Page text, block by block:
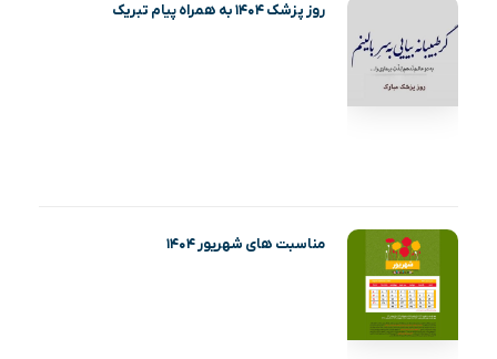
روز پزشک ۱۴۰۴ به همراه پیام تبریک
مناسبت های شهریور ۱۴۰۴